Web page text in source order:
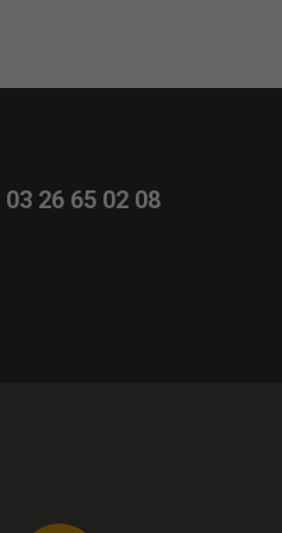
03 26 65 02 08